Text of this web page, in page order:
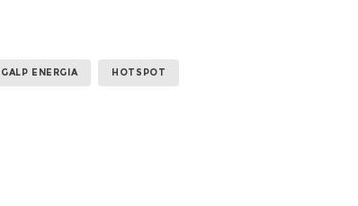
GALP ENERGIA HOTSPOT